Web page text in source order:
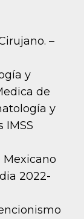
–
y
de
y
IMSS
Mexicano
2022-